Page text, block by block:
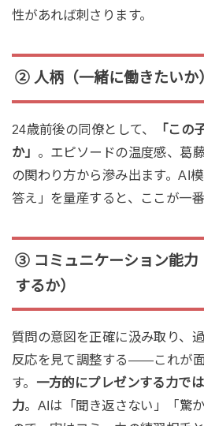
性があれば刺さります。
② 人柄（一緒に働きたいか
24歳前後の同僚として、
「この
か」 。エピソードの温度感、葛
の関わり方から滲み出ます。AI
答え」を量産すると、ここが一番
③ コミュニケーション能力
するか）
質問の意図を正確に汲み取り、
反応を見て調整する——これが
す。 一方的にプレゼンする力で
力。AIは「聞き返さない」「驚